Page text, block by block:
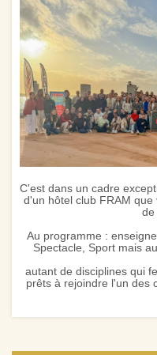
C'est dans un cadre
d'un hôtel club FRAM
de
Au programme :
Spectacle, Sport mais
autant de disciplines qui
prêts à rejoindre l'un des